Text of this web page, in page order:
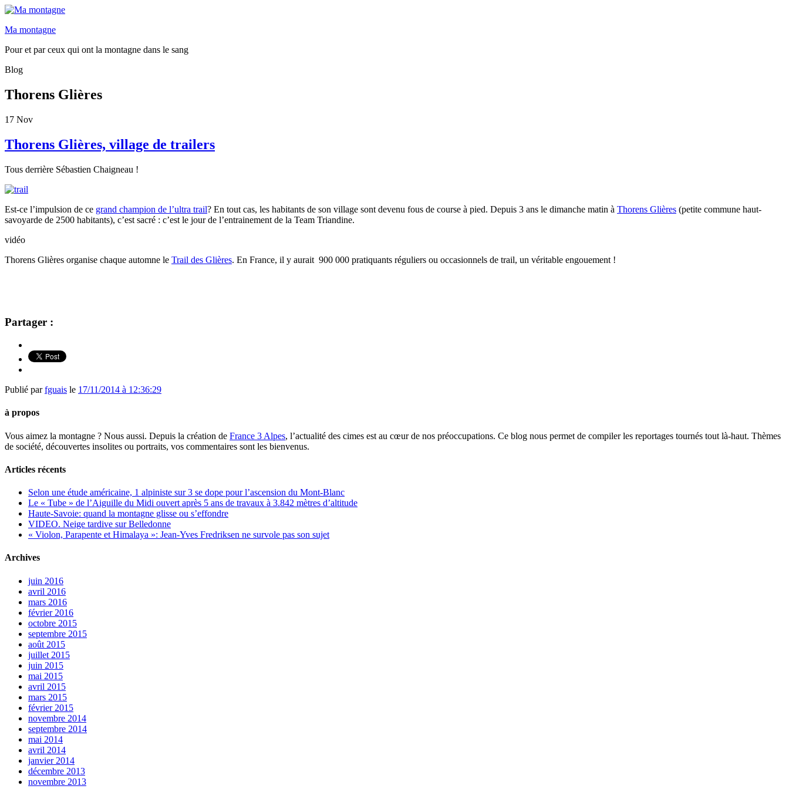
Ma montagne
Pour et par ceux qui ont la montagne dans le sang
Blog
Thorens Glières
17 Nov
Thorens Glières, village de trailers
Tous derrière Sébastien Chaigneau !
Est-ce l’impulsion de ce grand champion de l’ultra trail? En tout cas, les habitants de son village sont devenu fous de course à pied. Depuis 3 ans le dimanche matin à Thorens Glières (petite commune haut-
savoyarde de 2500 habitants), c’est sacré : c’est le jour de l’entrainement de la Team Triandine.
vidéo
Thorens Glières organise chaque automne le Trail des Glières. En France, il y aurait 900 000 pratiquants réguliers ou occasionnels de trail, un véritable engouement !
Partager :
Publié parfguais le 17/11/2014 à 12:36:29
à propos
Vous aimez la montagne ? Nous aussi. Depuis la création de France 3 Alpes, l’actualité des cimes est au cœur de nos préoccupations. Ce blog nous permet de compiler les reportages tournés tout là-haut. Thèmes
de société, découvertes insolites ou portraits, vos commentaires sont les bienvenus.
Articles récents
Selon une étude américaine, 1 alpiniste sur 3 se dope pour l’ascension du Mont-Blanc
Le « Tube » de l’Aiguille du Midi ouvert après 5 ans de travaux à 3.842 mètres d’altitude
Haute-Savoie: quand la montagne glisse ou s’effondre
VIDEO. Neige tardive sur Belledonne
« Violon, Parapente et Himalaya »: Jean-Yves Fredriksen ne survole pas son sujet
Archives
juin 2016
avril 2016
mars 2016
février 2016
octobre 2015
septembre 2015
août 2015
juillet 2015
juin 2015
mai 2015
avril 2015
mars 2015
février 2015
novembre 2014
septembre 2014
mai 2014
avril 2014
janvier 2014
décembre 2013
novembre 2013